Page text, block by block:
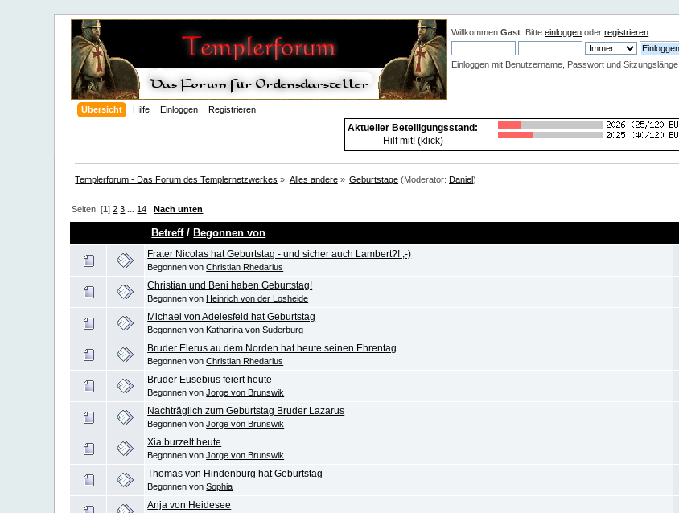
WillkommenGast . Bitteeinloggen oderregistrieren
Einloggen mit Benutzername, Passwort und Sitzungslänge
Übersicht Hilfe Einloggen Registrieren
Aktueller Beteiligungsstand:
Hilf mit! (klick)
Templerforum - Das Forum des Templernetzwerkes » Alles andere» Geburtstage (Moderator: Daniel)
Seiten: [1]2 3 ... 14 Nach unten
Betreff/ Begonnen von
Frater Nicolas hat Geburtstag - und sicher auch Lambert?! ;-)
Begonnen vonChristian Rhedarius
Christian und Beni haben Geburtstag!
Begonnen vonHeinrich von der Losheide
Michael von Adelesfeld hat Geburtstag
Begonnen vonKatharina von Suderburg
Bruder Elerus au dem Norden hat heute seinen Ehrentag
Begonnen vonChristian Rhedarius
Bruder Eusebius feiert heute
Begonnen vonJorge von Brunswik
Nachträglich zum Geburtstag Bruder Lazarus
Begonnen vonJorge von Brunswik
Xia burzelt heute
Begonnen vonJorge von Brunswik
Thomas von Hindenburg hat Geburtstag
Begonnen vonSophia
Anja von Heidesee